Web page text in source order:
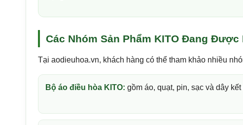
Các Nhóm Sản Phẩm KITO Đang Được
Tại aodieuhoa.vn, khách hàng có thể tham khảo nhiều
Bộ áo điều hòa KITO: gồm áo, quạt, pin, sạc và dây